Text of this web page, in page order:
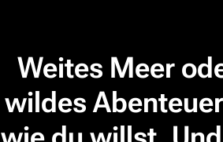
Weites Meer
wildes